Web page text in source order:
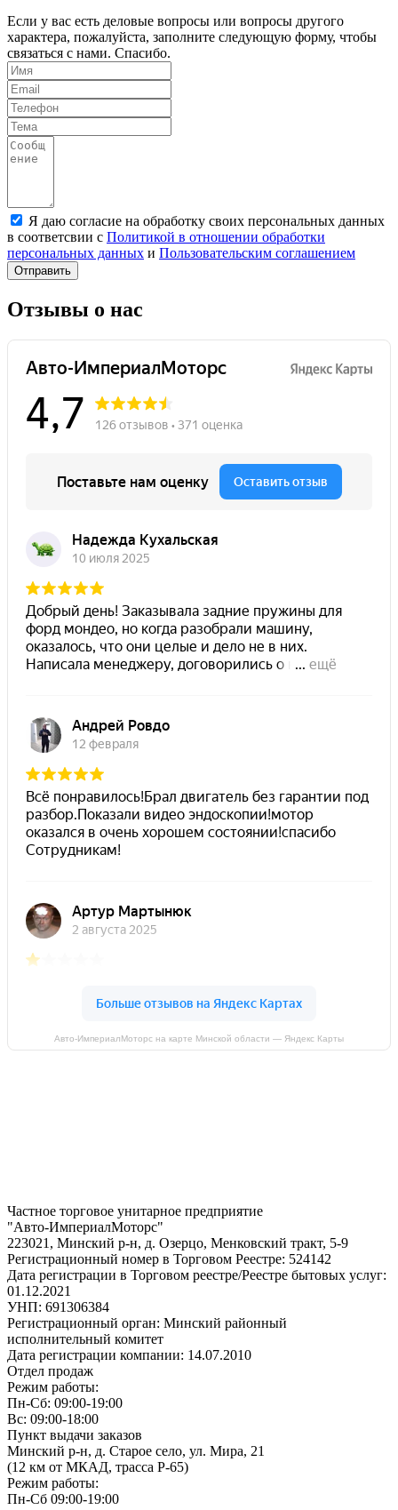
Если у вас есть деловые вопросы или вопросы другого
характера, пожалуйста, заполните следующую форму, чтобы
связаться с нами. Спасибо.
Я даю согласие на обработку своих персональных данных
в соответсвии с Политикой в отношении обработки
персональных данных и Пользовательским соглашением
Отправить
Отзывы о нас
Авто-ИмпериалМоторс на карте Минской области — Яндекс Карты
Частное торговое унитарное предприятие
"Авто-ИмпериалМоторс"
223021, Минский р-н, д. Озерцо, Менковский тракт, 5-9
Регистрационный номер в Торговом Реестре: 524142
Дата регистрации в Торговом реестре/Реестре бытовых услуг:
01.12.2021
УНП: 691306384
Регистрационный орган: Минский районный
исполнительный комитет
Дата регистрации компании: 14.07.2010
Отдел продаж
Режим работы:
Пн-Сб: 09:00-19:00
Вс: 09:00-18:00
Пункт выдачи заказов
Минский р-н, д. Старое село, ул. Мира, 21
(12 км от МКАД, трасса P-65)
Режим работы:
Пн-Сб 09:00-19:00